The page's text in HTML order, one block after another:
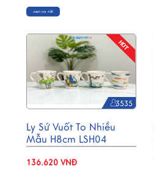
Xem chi tiết
3535
Ly Sứ Vuốt To Nhiều
Mẫu H8cm LSH04
136.620 VNĐ